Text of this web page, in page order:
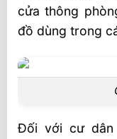
cửa thông
đồ dùng trong
Đối với cư dân